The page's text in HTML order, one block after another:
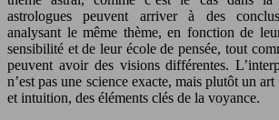
astrologues peuvent arriver à des
analysant le même thème, en fonction de
sensibilité et de leur école de pensée, tout
peuvent avoir des visions différentes.
n’est pas une science exacte, mais plutôt un
et intuition, des éléments clés de la voyance.